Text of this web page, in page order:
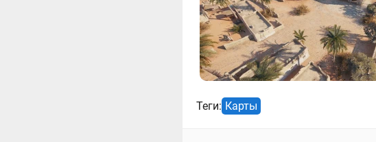
Теги: Карты